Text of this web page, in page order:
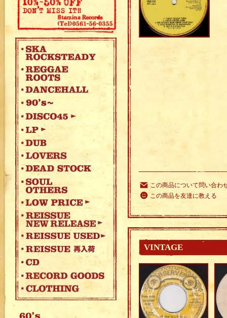
この商品について問い合わ
この商品を友達に教える
VINTAGE